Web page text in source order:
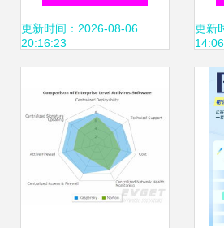
(CNIETS) 信息技
标尺
更新时间：2026-08-06
20:16:23
更新